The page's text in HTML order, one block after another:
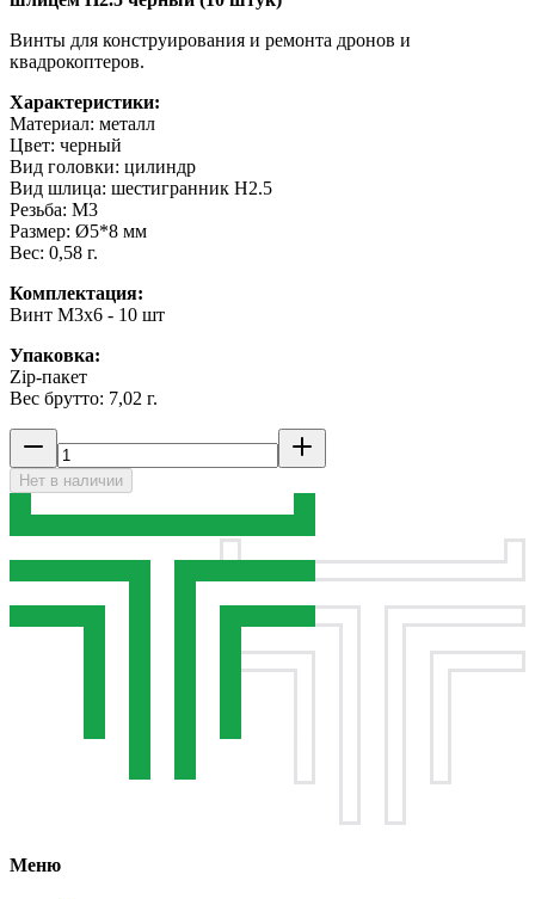
Винты для конструирования и ремонта дронов и
квадрокоптеров.
Характеристики:
Материал: металл
Цвет: черный
Вид головки: цилиндр
Вид шлица: шестигранник H2.5
Резьба: M3
Размер: Ø5*8 мм
Вес: 0,58 г.
Комплектация:
Винт M3x6 - 10 шт
Упаковка:
Zip-пакет
Вес брутто: 7,02 г.
Нет в наличии
Меню